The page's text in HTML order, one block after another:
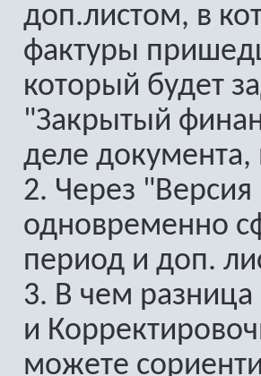
доп.листом, в
фактуры
который будет
"Закрытый
деле документа,
2. Через
одновременно
период и доп.
3. В чем
и
можете